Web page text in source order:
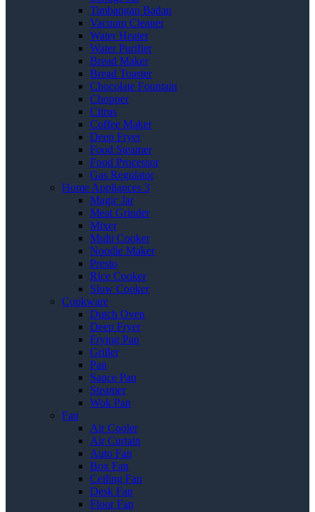
Timbangan Badan
Vacuum Cleaner
Water Heater
Water Purifier
Bread Maker
Bread Toaster
Chocolate Fountain
Chopper
Citrus
Coffee Maker
Deep Fryer
Food Steamer
Food Processor
Gas Regulator
Home Appliances 3
Magic Jar
Meat Grinder
Mixer
Multi Cooker
Noodle Maker
Presto
Rice Cooker
Slow Cooker
Cookware
Dutch Oven
Deep Fryer
Frying Pan
Griller
Pan
Sauce Pan
Steamer
Wok Pan
Fan
Air Cooler
Air Curtain
Auto Fan
Box Fan
Ceiling Fan
Desk Fan
Floor Fan